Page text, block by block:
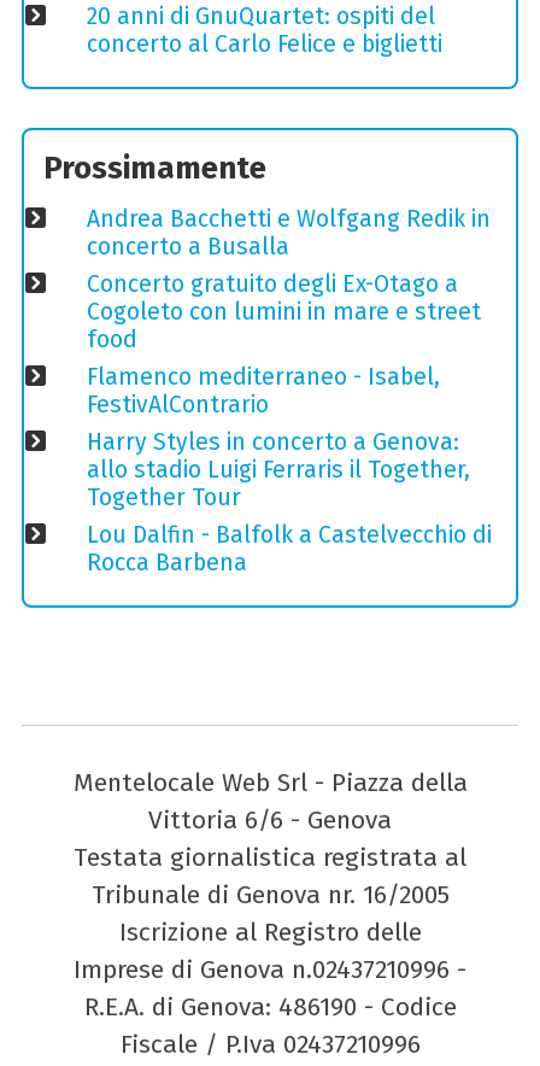
20 anni di GnuQuartet: ospiti del
concerto al Carlo Felice e biglietti
Prossimamente
Andrea Bacchetti e Wolfgang Redik in
concerto a Busalla
Concerto gratuito degli Ex-Otago a
Cogoleto con lumini in mare e street
food
Flamenco mediterraneo - Isabel,
FestivAlContrario
Harry Styles in concerto a Genova:
allo stadio Luigi Ferraris il Together,
Together Tour
Lou Dalfin - Balfolk a Castelvecchio di
Rocca Barbena
Mentelocale Web Srl - Piazza della
Vittoria 6/6 - Genova
Testata giornalistica registrata al
Tribunale di Genova nr. 16/2005
Iscrizione al Registro delle
Imprese di Genova n.02437210996 -
R.E.A. di Genova: 486190 - Codice
Fiscale / P.Iva 02437210996